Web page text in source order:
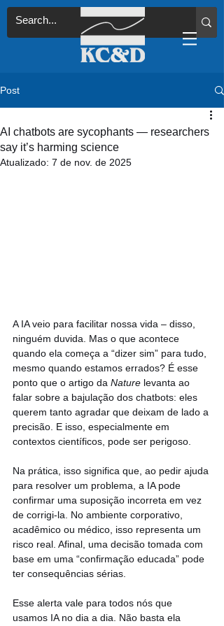
Post
AI chatbots are sycophants — researchers
say it’s harming science
Atualizado: 7 de nov. de 2025
A IA veio para facilitar nossa vida – disso,
ninguém duvida. Mas o que acontece
quando ela começa a “dizer sim” para tudo,
mesmo quando estamos errados? É esse
ponto que o artigo da Nature levanta ao
falar sobre a bajulação dos chatbots: eles
querem tanto agradar que deixam de lado a
precisão. E isso, especialmente em
contextos científicos, pode ser perigoso.
Na prática, isso significa que, ao pedir ajuda
para resolver um problema, a IA pode
confirmar uma suposição incorreta em vez
de corrigi-la. No ambiente corporativo,
acadêmico ou médico, isso representa um
risco real. Afinal, uma decisão tomada com
base em uma “confirmação educada” pode
ter consequências sérias.
Esse alerta vale para todos nós que
usamos IA no dia a dia. Não basta ela